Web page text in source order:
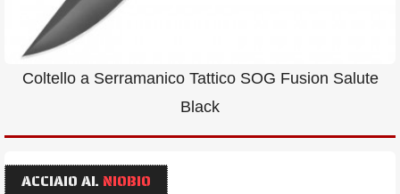
Coltello a Serramanico Tattico SOG Fusion Salute
Black
ACCIAIO AL NIOBIO